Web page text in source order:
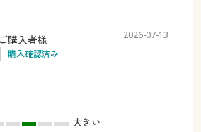
ご購入者様
購入確認済み
2026-07-13
大きい